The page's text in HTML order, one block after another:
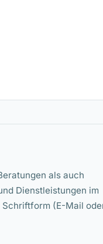
als auch
Dienstleistungen im
Schriftform (E-Mail